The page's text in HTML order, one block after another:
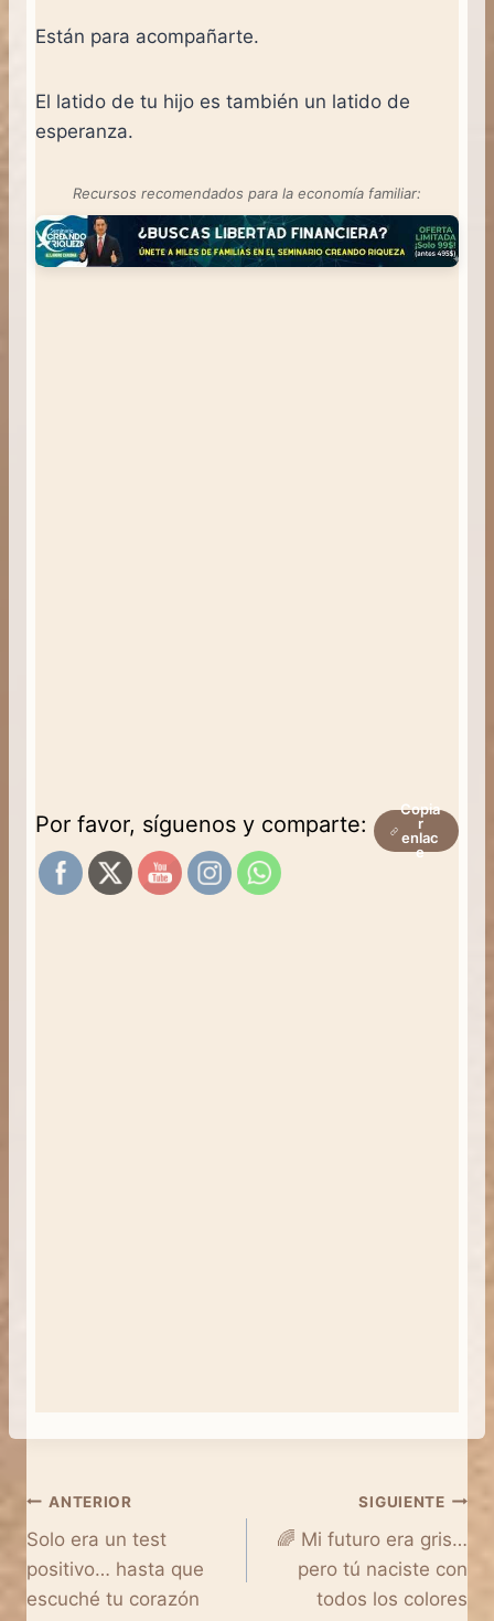
Están para acompañarte.
El latido de tu hijo es también un latido de
esperanza.
Recursos recomendados para la economía familiar:
Por favor, síguenos y comparte:
Copia
r
enlac
e
Navegación
de
entradas
ANTERIOR
Solo era un test
positivo… hasta que
escuché tu corazón
SIGUIENTE
🌈 Mi futuro era gris…
pero tú naciste con
todos los colores